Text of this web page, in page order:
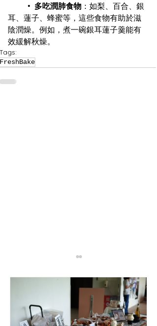
	•
多吃潤肺食物 ：如梨、百合、銀
耳、蓮子、蜂蜜等，這些食物有助於滋
陰潤燥。例如，煮一碗銀耳蓮子羹能有
效緩解秋燥。
FreshBake